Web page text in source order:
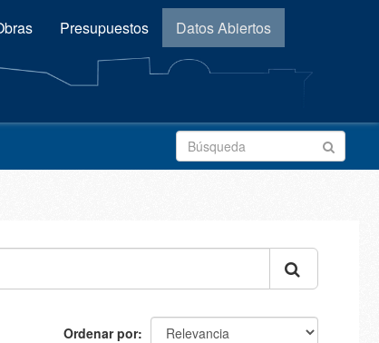
Presupuestos Datos Abiertos
Ordenar por